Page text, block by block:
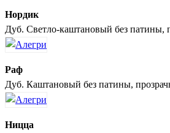
Нордик
Дуб. Светло-каштановый без патины,
Раф
Дуб. Каштановый без патины,
Ницца